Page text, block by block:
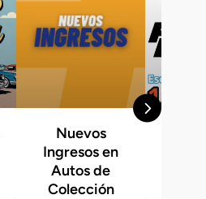
Nuevos
Ingresos en
Autos de
Colección